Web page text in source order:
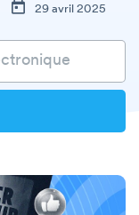
29 avril 2025